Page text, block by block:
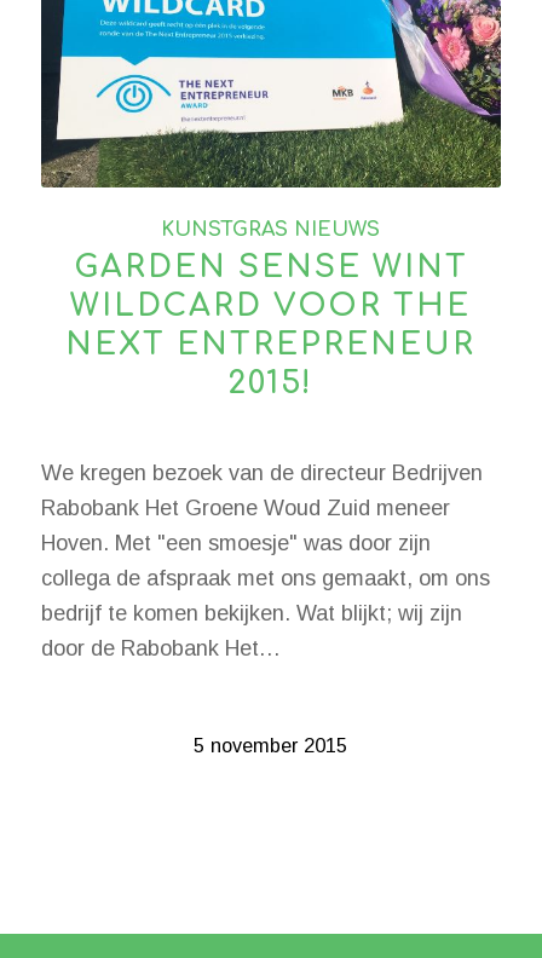
KUNSTGRAS NIEUWS
GARDEN SENSE WINT
WILDCARD VOOR THE
NEXT ENTREPRENEUR
2015!
We kregen bezoek van de directeur Bedrijven
Rabobank Het Groene Woud Zuid meneer
Hoven. Met "een smoesje" was door zijn
collega de afspraak met ons gemaakt, om ons
bedrijf te komen bekijken. Wat blijkt; wij zijn
door de Rabobank Het…
5 november 2015